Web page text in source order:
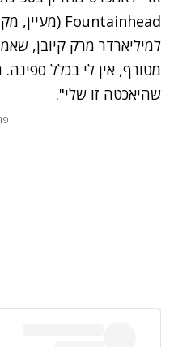
Fountainhead (מעיין,
מטורף, אין לי בכלל
שהיאכטה זו שלי".